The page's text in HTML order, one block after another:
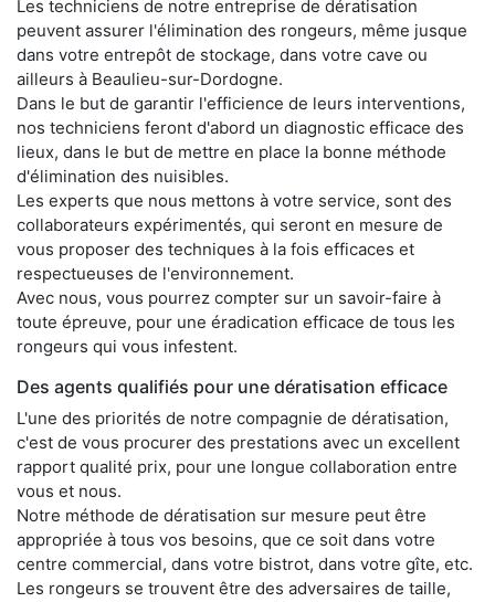
Les techniciens de notre entreprise de dératisation
peuvent assurer l'élimination des rongeurs, même jusque
dans votre entrepôt de stockage, dans votre cave ou
ailleurs à Beaulieu-sur-Dordogne.
Dans le but de garantir l'efficience de leurs interventions,
nos techniciens feront d'abord un diagnostic efficace des
lieux, dans le but de mettre en place la bonne méthode
d'élimination des nuisibles.
Les experts que nous mettons à votre service, sont des
collaborateurs expérimentés, qui seront en mesure de
vous proposer des techniques à la fois efficaces et
respectueuses de l'environnement.
Avec nous, vous pourrez compter sur un savoir-faire à
toute épreuve, pour une éradication efficace de tous les
rongeurs qui vous infestent.
Des agents qualifiés pour une dératisation efficace
L'une des priorités de notre compagnie de dératisation,
c'est de vous procurer des prestations avec un excellent
rapport qualité prix, pour une longue collaboration entre
vous et nous.
Notre méthode de dératisation sur mesure peut être
appropriée à tous vos besoins, que ce soit dans votre
centre commercial, dans votre bistrot, dans votre gîte, etc.
Les rongeurs se trouvent être des adversaires de taille,